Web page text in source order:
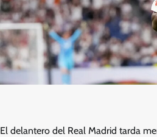
El delantero del Real Madrid tarda